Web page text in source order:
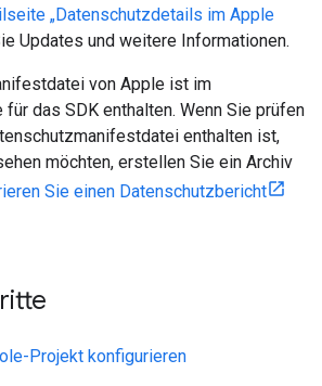
„Datenschutzdetails im Apple
Updates und weitere Informationen.
von Apple ist im
das SDK enthalten. Wenn Sie prüfen
enthalten ist,
möchten, erstellen Sie ein Archiv
Sie einen Datenschutzbericht
Projekt konfigurieren